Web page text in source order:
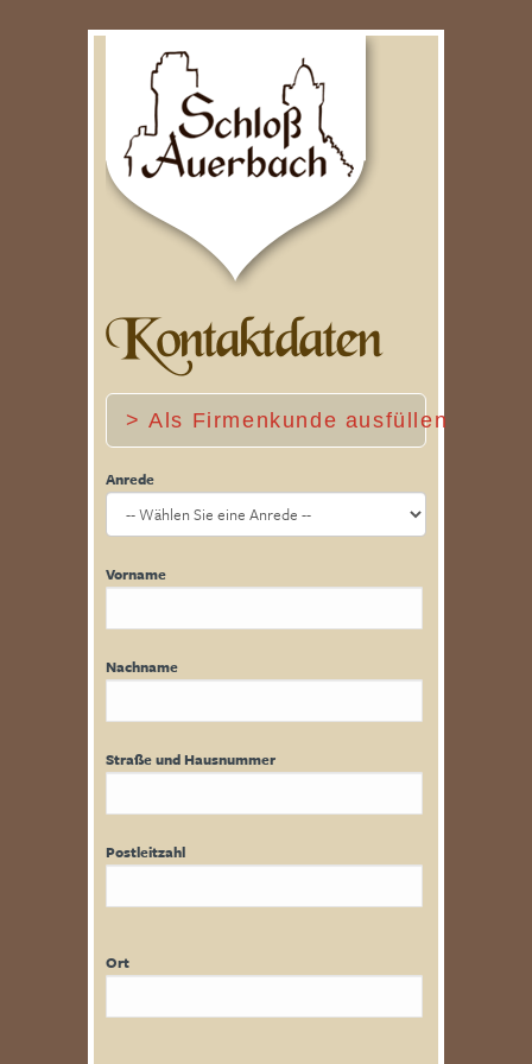
Kontaktdaten
> Als Firmenkunde ausfüllen
Anrede
Vorname
Nachname
Straße und Hausnummer
Postleitzahl
Ort